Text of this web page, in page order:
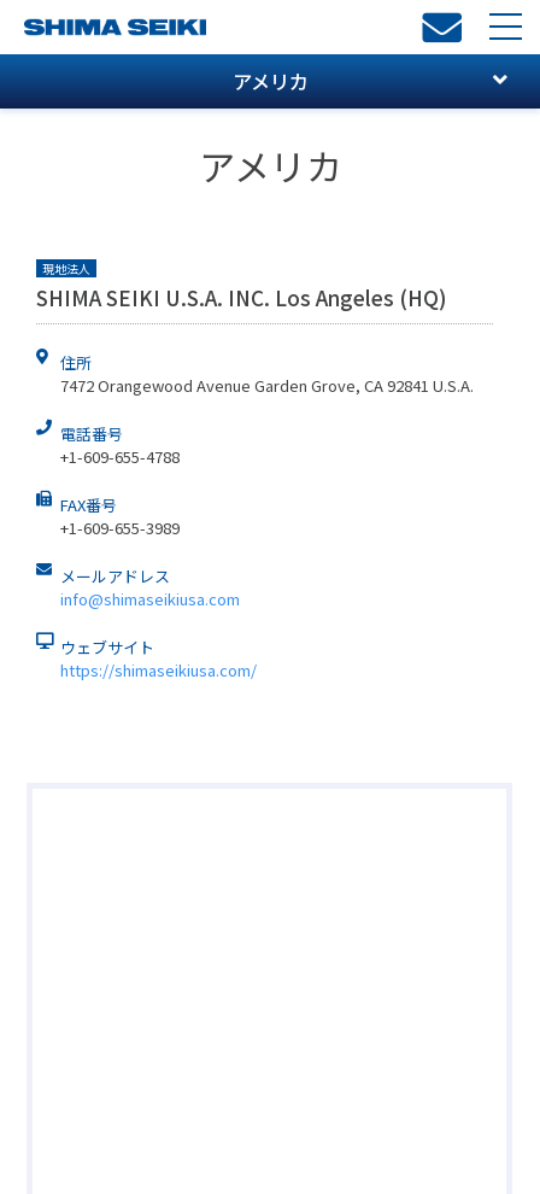
アメリカ
アメリカ
現地法人
SHIMA SEIKI U.S.A. INC. Los Angeles (HQ)
住所
7472 Orangewood Avenue Garden Grove, CA 92841 U.S.A.
電話番号
+1-609-655-4788
FAX番号
+1-609-655-3989
メールアドレス
info@shimaseikiusa.com
ウェブサイト
https://shimaseikiusa.com/